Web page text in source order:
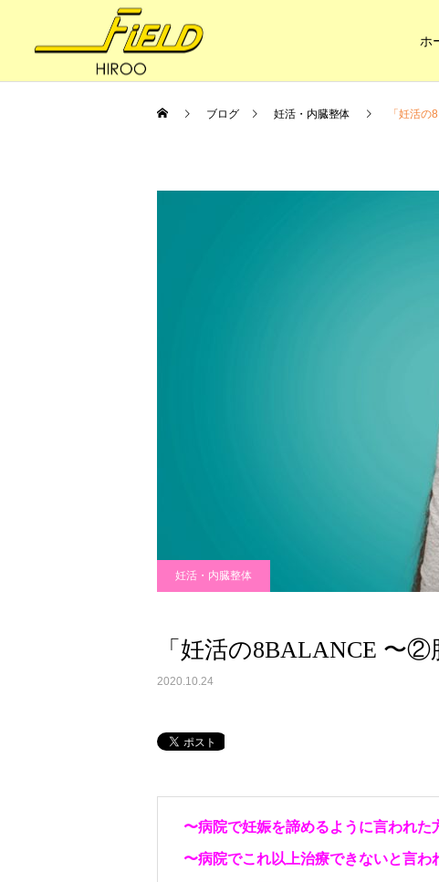
ホ
ブログ 妊活・内臓整体 「妊活
妊活・内臓整体
「妊活の8BALANCE 〜②
2020.10.24
〜病院で妊娠を諦めるように言われた
〜病院でこれ以上治療できないと言わ